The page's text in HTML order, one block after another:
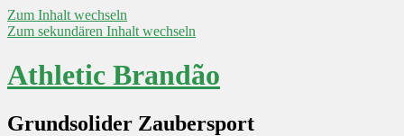
Zum Inhalt wechseln
Zum sekundären Inhalt wechseln
Athletic Brandão
Grundsolider Zaubersport